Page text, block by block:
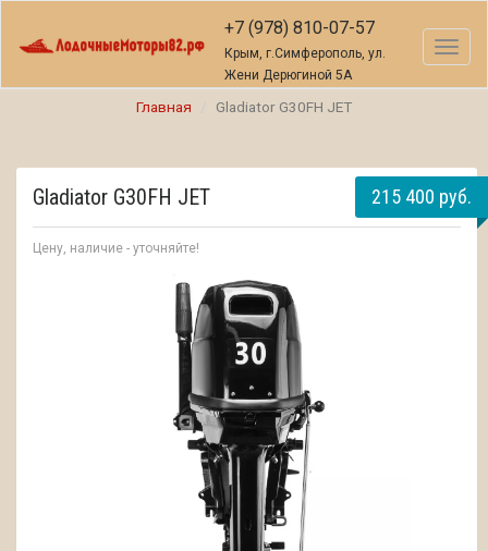
+7 (978) 810-07-57
Крым, г.Симферополь, ул.
Жени Дерюгиной 5А
Главная Gladiator G30FH JET
Gladiator G30FH JET
Цену, наличие - уточняйте!
215 400 руб.